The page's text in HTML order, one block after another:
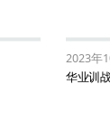
2023年
华业训